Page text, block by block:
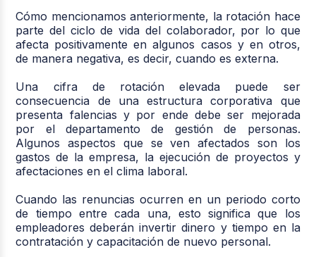
Cómo mencionamos anteriormente, la rotación hace
parte del ciclo de vida del colaborador, por lo que
afecta positivamente en algunos casos y en otros,
de manera negativa, es decir, cuando es externa.
Una cifra de rotación elevada puede ser
consecuencia de una estructura corporativa que
presenta falencias y por ende debe ser mejorada
por el departamento de gestión de personas.
Algunos aspectos que se ven afectados son los
gastos de la empresa, la ejecución de proyectos y
afectaciones en el clima laboral.
Cuando las renuncias ocurren en un periodo corto
de tiempo entre cada una, esto significa que los
empleadores deberán invertir dinero y tiempo en la
contratación y capacitación de nuevo personal.